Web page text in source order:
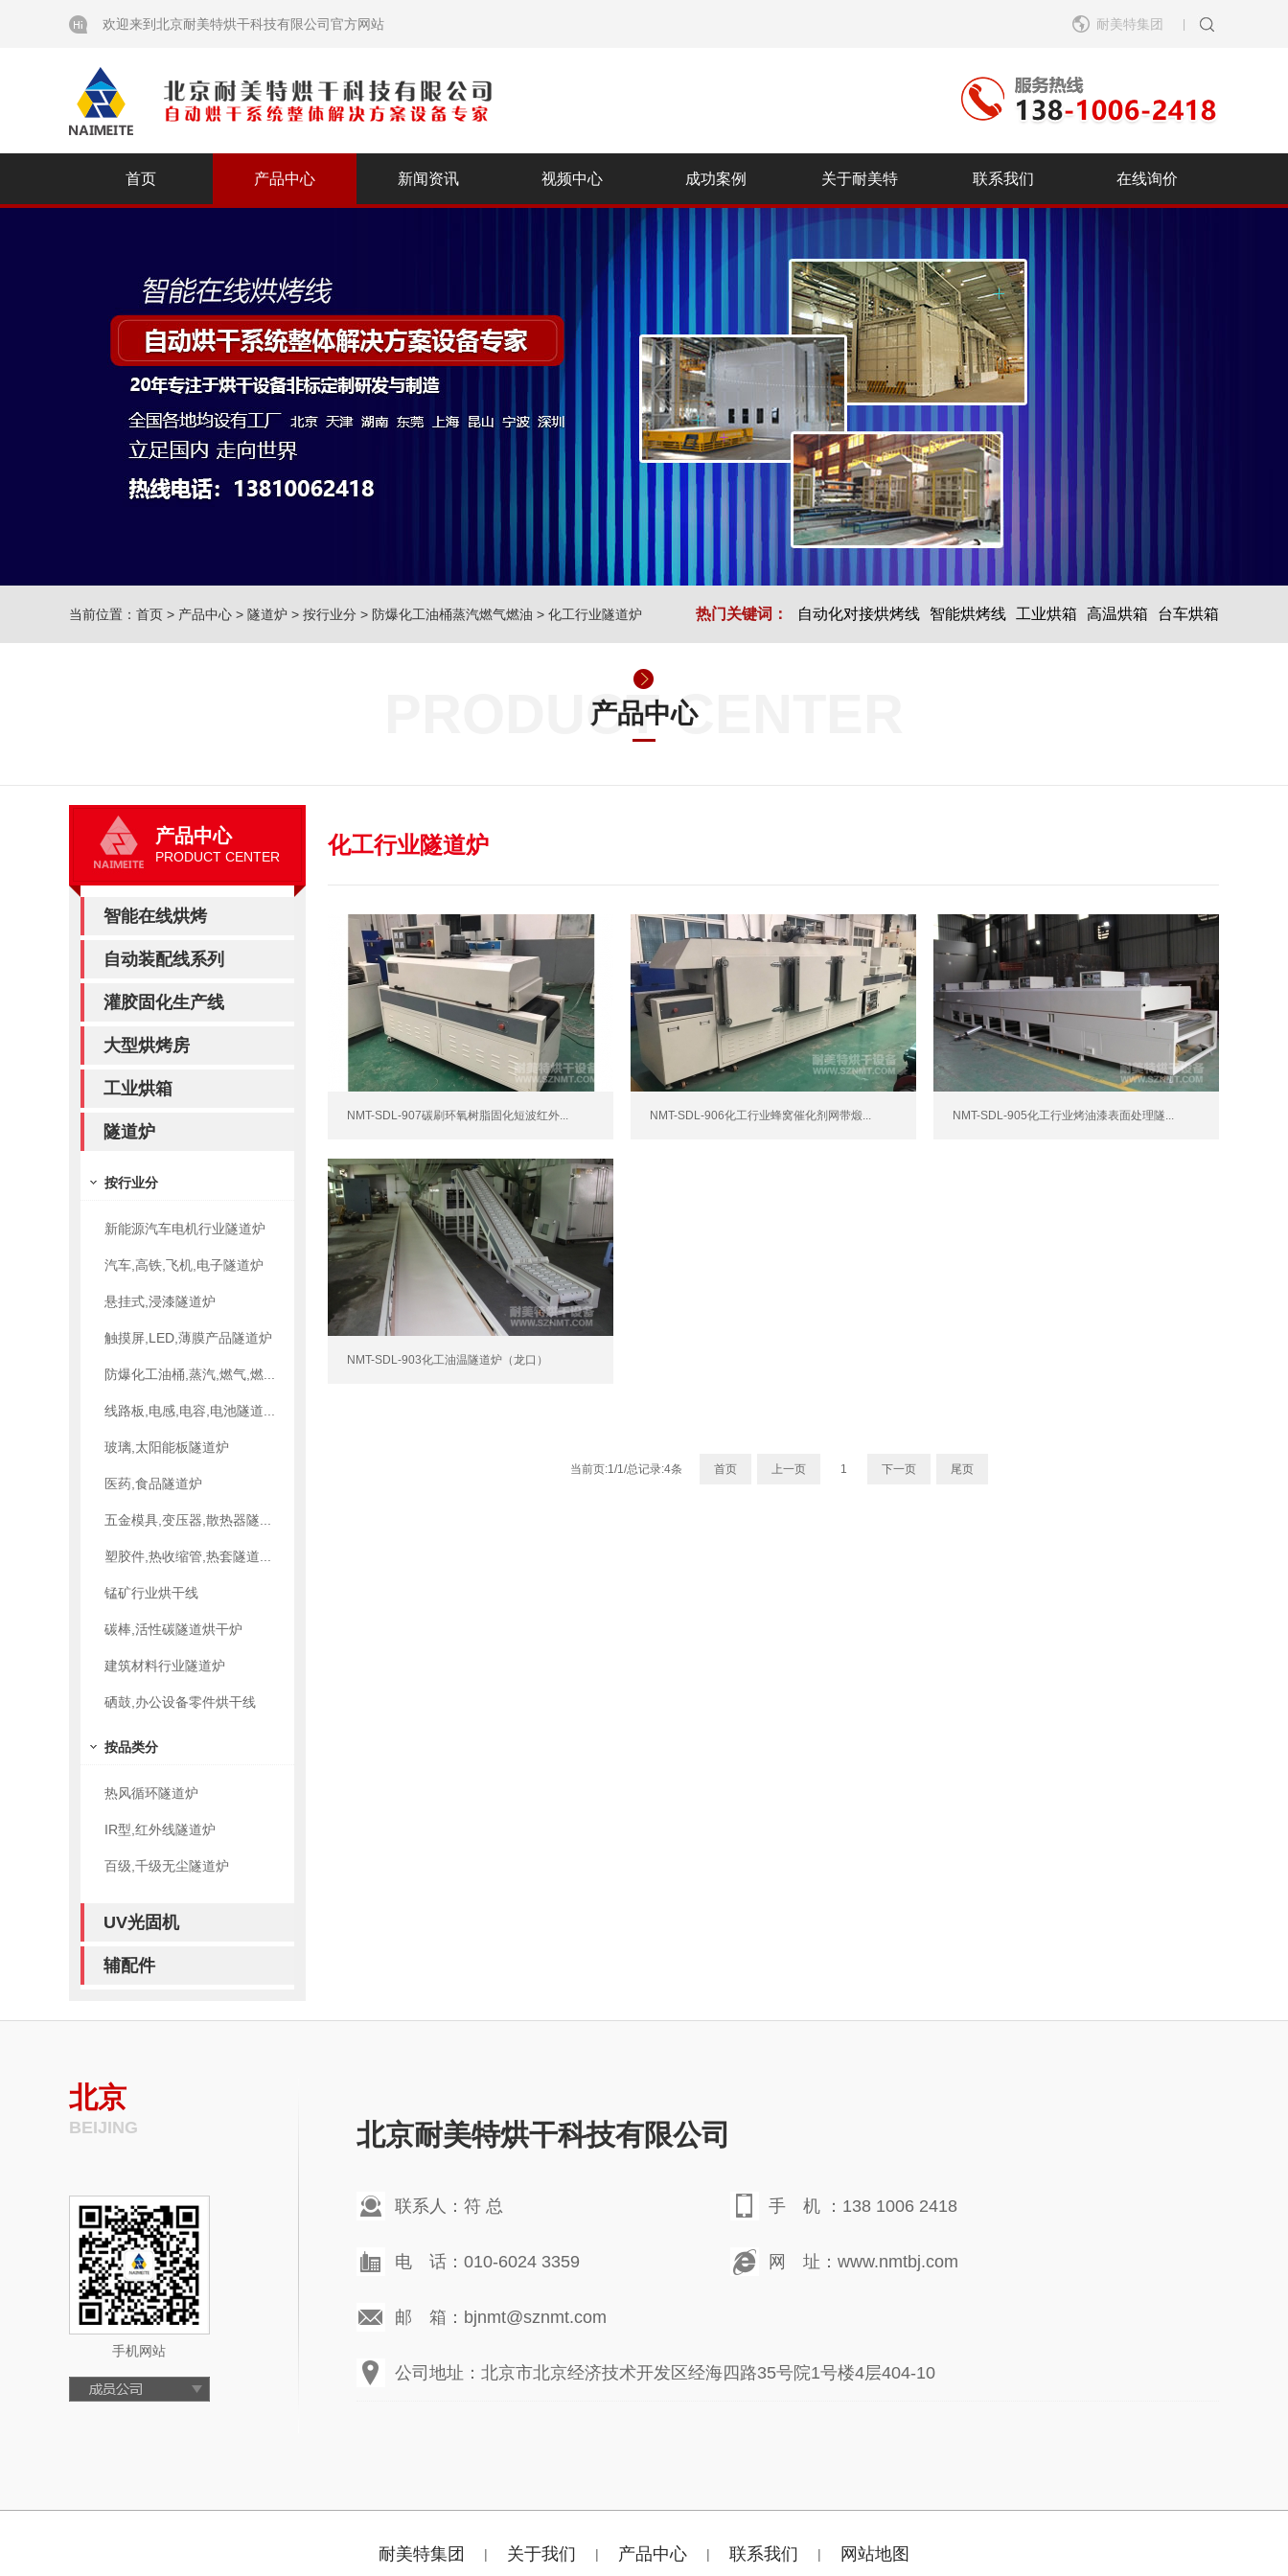
欢迎来到北京耐美特烘干科技有限公司官方网站 耐美特集团
首页 产品中心 新闻资讯 视频中心 成功案例 关于耐美特 联系我们 在线询价
当前位置： 首页 > 产品中心 > 隧道炉 > 按行业分 > 防爆化工油桶蒸汽燃气燃油 > 化工行业隧道炉 热门关键词： 自动化对接烘烤线 智能烘烤线 工业烘箱 高温烘箱 台车烘箱
PRODUCT CENTER
产品中心
产品中心
PRODUCT CENTER
智能在线烘烤
自动装配线系列
灌胶固化生产线
大型烘烤房
工业烘箱
隧道炉
按行业分
新能源汽车电机行业隧道炉
汽车,高铁,飞机,电子隧道炉
悬挂式,浸漆隧道炉
触摸屏,LED,薄膜产品隧道炉
防爆化工油桶,蒸汽,燃气,燃...
线路板,电感,电容,电池隧道...
玻璃,太阳能板隧道炉
医药,食品隧道炉
五金模具,变压器,散热器隧...
塑胶件,热收缩管,热套隧道...
锰矿行业烘干线
碳棒,活性碳隧道烘干炉
建筑材料行业隧道炉
硒鼓,办公设备零件烘干线
按品类分
热风循环隧道炉
IR型,红外线隧道炉
百级,千级无尘隧道炉
UV光固机
辅配件
化工行业隧道炉
NMT-SDL-907碳刷环氧树脂固化短波红外... NMT-SDL-906化工行业蜂窝催化剂网带煅... NMT-SDL-905化工行业烤油漆表面处理隧...
NMT-SDL-903化工油温隧道炉（龙口）
当前页:1/1/总记录:4条 首页 上一页 1 下一页 尾页
北京
BEIJING
手机网站
北京耐美特烘干科技有限公司
联系人：符 总 手 机 ：138 1006 2418
电 话：010-6024 3359 网 址：www.nmtbj.com
邮 箱：bjnmt@sznmt.com
公司地址：北京市北京经济技术开发区经海四路35号院1号楼4层404-10
耐美特集团 | 关于我们 | 产品中心 | 联系我们 | 网站地图